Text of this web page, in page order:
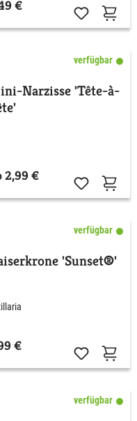
€
verfügbar
Narzisse 'Tête-à-
2,99 €
verfügbar
'Sunset®'
€
verfügbar